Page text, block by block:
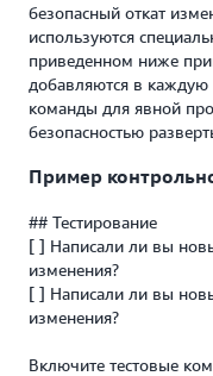
безопасный откат
используются
приведенном ниже
добавляются в каждую
команды для явной
безопасностью
Пример
## Тестирование
[ ] Написали ли вы
изменения?
[ ] Написали ли вы
изменения?
Включите тестовые